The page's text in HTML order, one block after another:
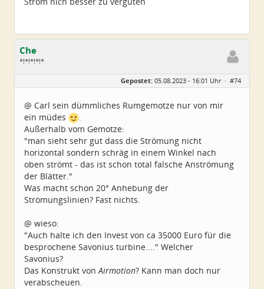
Che
*!*!*!*!*
Alter:
72
Dabei seit:
06 / 2014
Gepostet: 05.08.2023 - 16:01 Uhr · #74
@ Carl sein dümmliches Rumgemotze nur von mir
ein müdes
Außerhalb vom Gemotze:
"man sieht sehr gut dass die Strömung nicht
horizontal sondern schräg in einem Winkel nach
oben strömt - das ist schon total falsche Anströmung
der Blätter."
Was macht schon 20° Anhebung der
Strömungslinien? Fast nichts.
@ wieso:
"Auch halte ich den Invest von ca 35000 Euro für die
besprochene Savonius turbine...." Welcher
Savonius?
Das Konstrukt vonAirmotion? Kann man doch nur
verabscheuen.